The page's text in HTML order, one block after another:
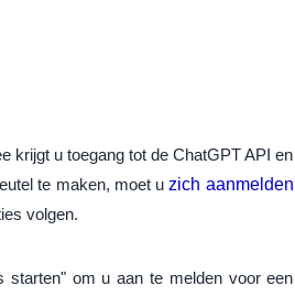
krijgt u toegang tot de ChatGPT API en
te maken, moet uzich aanmelden
volgen.
starten" om u aan te melden voor een